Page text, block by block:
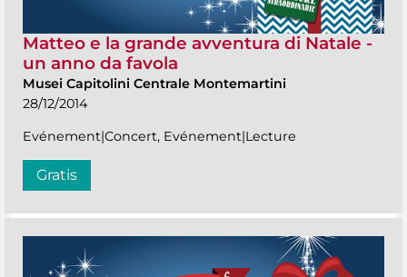
Matteo e la grande avventura di Natale -
un anno da favola
Musei Capitolini Centrale Montemartini
28/12/2014
Evénement|Concert, Evénement|Lecture
Gratis